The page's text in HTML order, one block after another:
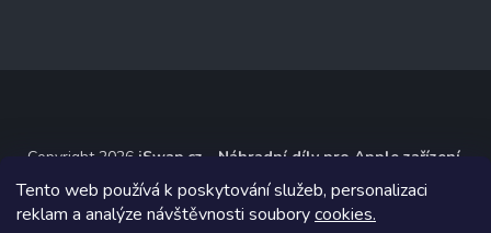
Tento web používá k poskytování služeb, personalizaci
reklam a analýze návštěvnosti souborycookies.
Copyright 2026 iSwap.cz - Náhradní díly pro Apple zařízení
Všechna práva vyhrazena.
Grafický návrh vytvořil a na Shoptet implementoval